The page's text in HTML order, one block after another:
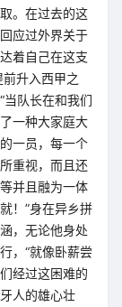
。在过去的这
应过外界关于
着自己在这支
升入西甲之
当队长在和我们
一种大家庭大
一员，每一个
重视，而且还
并且融为一体
！”身在异乡拼
，无论他身处
，“就像卧薪尝
经过这困难的
人的雄心壮